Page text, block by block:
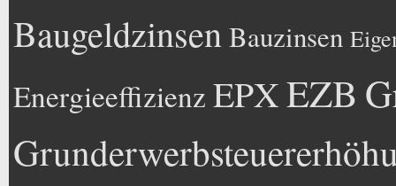
BaugeldzinsenBauzinsen
Energieeffizienz EPXEZB